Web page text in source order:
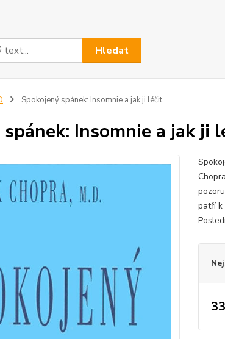
Hledat
Spokojený spánek: Insomnie a jak ji léčit
Insomnie a jak ji
patří k